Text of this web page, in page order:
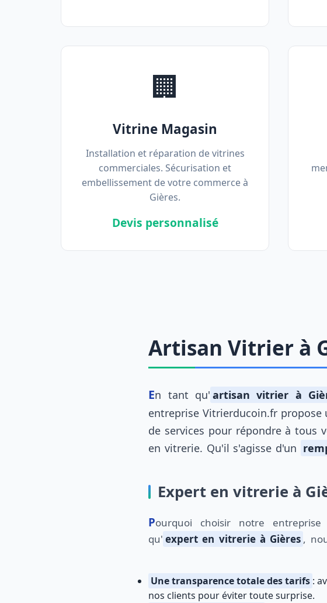
🏢
Vitrine Magasin
Installation et réparation de vitrines
commerciales. Sécurisation et
embellissement de votre commerce à
Gières.
Devis personnalisé
Artisan Vitrier à
En tant qu' artisan vitrier à
entreprise Vitrierducoin.fr propose
de services pour répondre à tous
en vitrerie. Qu'il s'agisse d'un
Expert en vitrerie à
Pourquoi choisir notre entreprise ? En tant
qu' expert en vitrerie à Gières ,
Une transparence totale des tarifs :
nos clients pour éviter toute surprise.